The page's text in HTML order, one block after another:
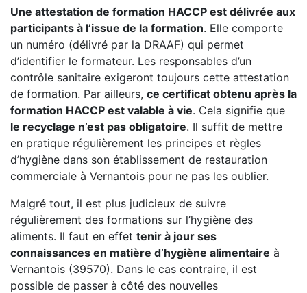
Une attestation de formation HACCP est délivrée aux
participants à l’issue de la formation. Elle comporte
un numéro (délivré par la DRAAF) qui permet
d’identifier le formateur. Les responsables d’un
contrôle sanitaire exigeront toujours cette attestation
de formation. Par ailleurs, ce certificat obtenu après la
formation HACCP est valable à vie. Cela signifie que
le recyclage n’est pas obligatoire. Il suffit de mettre
en pratique régulièrement les principes et règles
d’hygiène dans son établissement de restauration
commerciale à Vernantois pour ne pas les oublier.
Malgré tout, il est plus judicieux de suivre
régulièrement des formations sur l’hygiène des
aliments. Il faut en effet tenir à jour ses
connaissances en matière d’hygiène alimentaire à
Vernantois (39570). Dans le cas contraire, il est
possible de passer à côté des nouvelles